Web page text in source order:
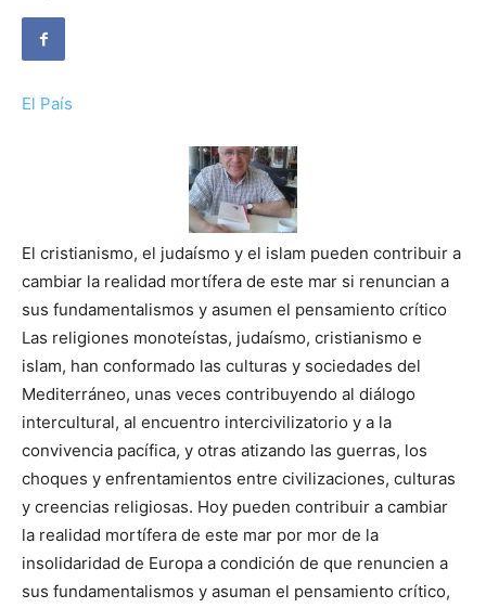
El País
El cristianismo, el judaísmo y el islam pueden contribuir a
cambiar la realidad mortífera de este mar si renuncian a
sus fundamentalismos y asumen el pensamiento crítico
Las religiones monoteístas, judaísmo, cristianismo e
islam, han conformado las culturas y sociedades del
Mediterráneo, unas veces contribuyendo al diálogo
intercultural, al encuentro intercivilizatorio y a la
convivencia pacífica, y otras atizando las guerras, los
choques y enfrentamientos entre civilizaciones, culturas
y creencias religiosas. Hoy pueden contribuir a cambiar
la realidad mortífera de este mar por mor de la
insolidaridad de Europa a condición de que renuncien a
sus fundamentalismos y asuman el pensamiento crítico,